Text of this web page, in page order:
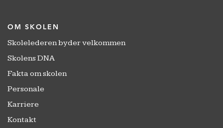
OM SKOLEN
Skolelederen byder velkommen
Skolens DNA
Fakta om skolen
Personale
Karriere
Kontakt